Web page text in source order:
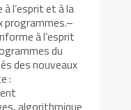
l’esprit et à la
programmes.–
à l’esprit
du
des nouveaux
: